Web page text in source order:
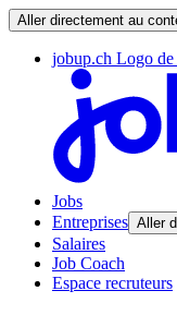
Aller directement au
jobup.ch Logo
Jobs
Entreprises Aller
Salaires
Job Coach
Espace recruteurs